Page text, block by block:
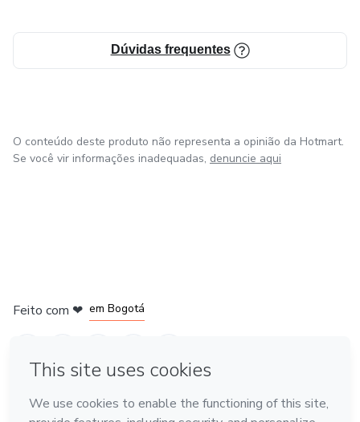
4) Masterclass: "Manifestando sua Alma Gêmea"
Dúvidas frequentes
O conteúdo deste produto não representa a opinião da Hotmart.
Se você vir informações inadequadas, denuncie aqui
Feito com ❤ em Bogotá
Conheça a Hotmart